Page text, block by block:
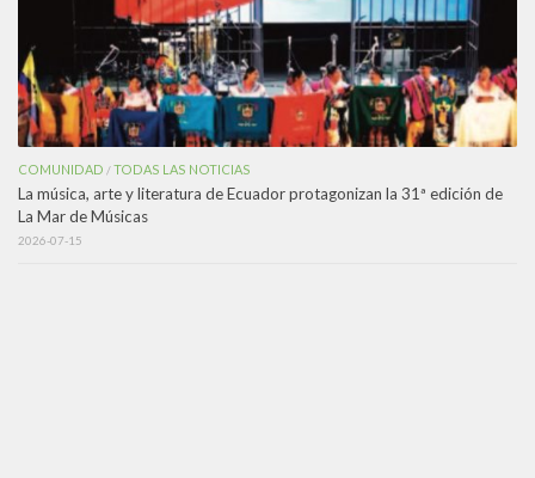
COMUNIDAD /TODAS LAS NOTICIAS
La música, arte y literatura de Ecuador protagonizan la 31ª edición de
La Mar de Músicas
2026-07-15